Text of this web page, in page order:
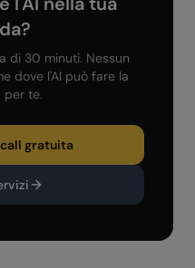
di 30 minuti. Nessun
dove l'AI può fare la
per te.
gratuita